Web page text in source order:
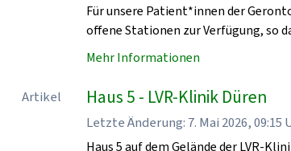
Für unsere Patient*innen der
offene Stationen zur Verfügung, so
Mehr Informationen
Artikel Haus 5 - LVR-Klinik Düren
Letzte Änderung: 7. Mai 2026, 09:15
Haus 5 auf dem Gelände der LVR-